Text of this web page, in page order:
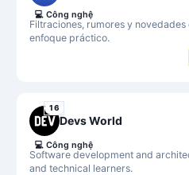
Filtraciones, rumores y
enfoque práctico.
💻 Công nghệ
16
Devs World
Software development and
and technical learners.
💻 Công nghệ